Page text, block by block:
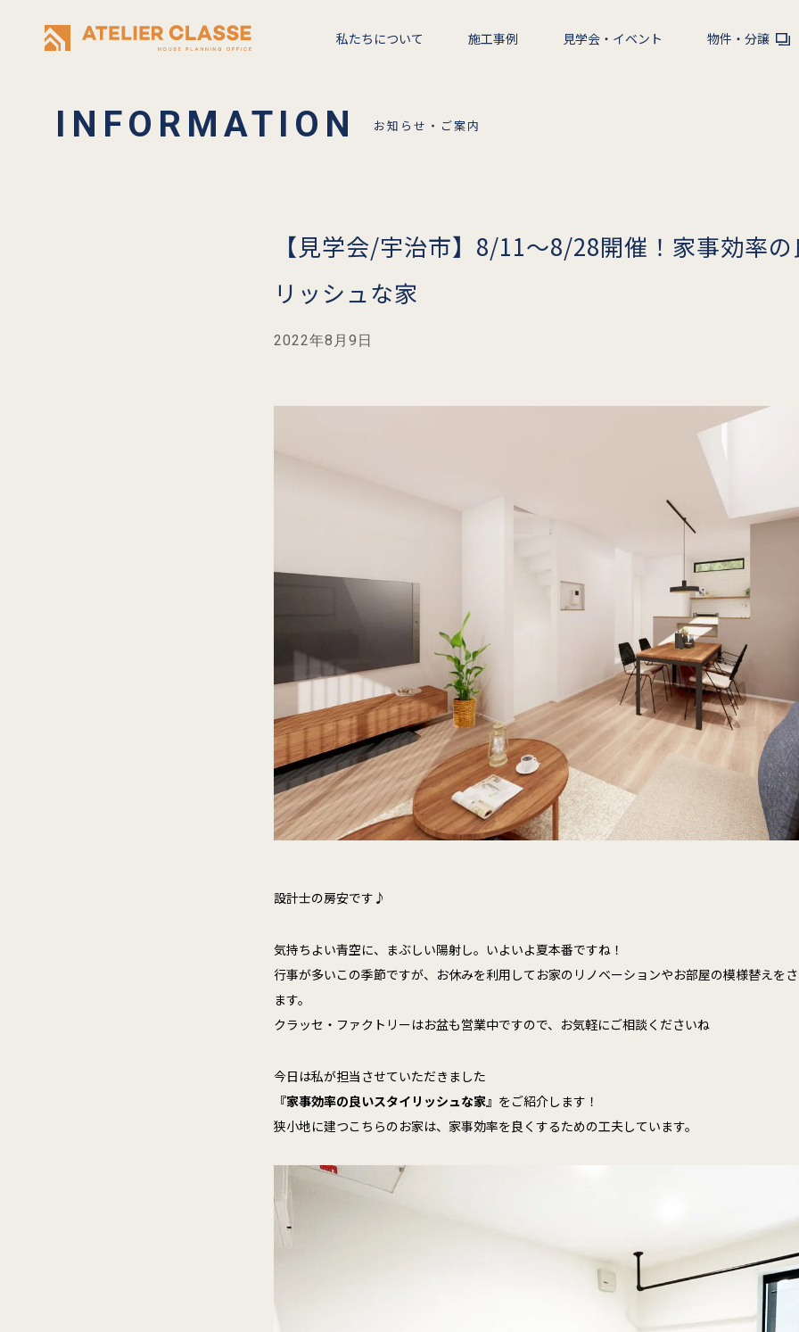
私たちについて 施工事例 見学会・イベント 物件・分譲
お知らせ・ご案内
【見学会/宇治市】8/11～8/28開催！家事効率
リッシュな家
2022年8月9日
設計士の房安です♪
気持ちよい青空に、まぶしい陽射し。いよいよ夏本番ですね！
行事が多いこの季節ですが、お休みを利用してお家のリノベーションやお部屋の模様替えを
ます。
クラッセ・ファクトリーはお盆も営業中ですので、お気軽にご相談くださいね
今日は私が担当させていただきました
『家事効率の良いスタイリッシュな家』 をご紹介します！
狭小地に建つこちらのお家は、家事効率を良くするための工夫しています。